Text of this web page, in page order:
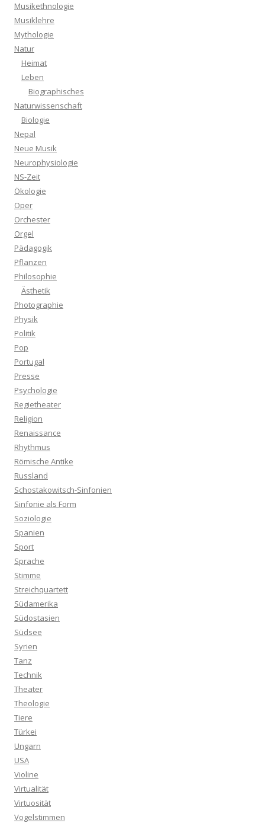
Musikethnologie
Musiklehre
Mythologie
Natur
Heimat
Leben
Biographisches
Naturwissenschaft
Biologie
Nepal
Neue Musik
Neurophysiologie
NS-Zeit
Ökologie
Oper
Orchester
Orgel
Pädagogik
Pflanzen
Philosophie
Ästhetik
Photographie
Physik
Politik
Pop
Portugal
Presse
Psychologie
Regietheater
Religion
Renaissance
Rhythmus
Römische Antike
Russland
Schostakowitsch-Sinfonien
Sinfonie als Form
Soziologie
Spanien
Sport
Sprache
Stimme
Streichquartett
Südamerika
Südostasien
Südsee
Syrien
Tanz
Technik
Theater
Theologie
Tiere
Türkei
Ungarn
USA
Violine
Virtualität
Virtuosität
Vogelstimmen